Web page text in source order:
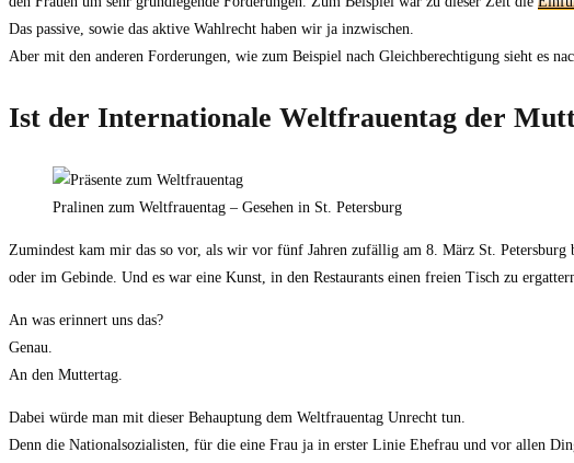
Das passive, sowie das aktive Wahlrecht haben wir ja inzwischen.
Aber mit den anderen Forderungen, wie zum Beispiel nach Gleichberechtigung sieht es
Ist der Internationale Weltfrauentag der
Pralinen zum Weltfrauentag – Gesehen in St. Petersburg
Zumindest kam mir das so vor, als wir vor fünf Jahren zufällig am 8. März St. Petersburg
oder im Gebinde. Und es war eine Kunst, in den Restaurants einen freien Tisch zu
An was erinnert uns das?
Genau.
An den Muttertag.
Dabei würde man mit dieser Behauptung dem Weltfrauentag Unrecht tun.
Denn die Nationalsozialisten, für die eine Frau ja in erster Linie Ehefrau und vor allen